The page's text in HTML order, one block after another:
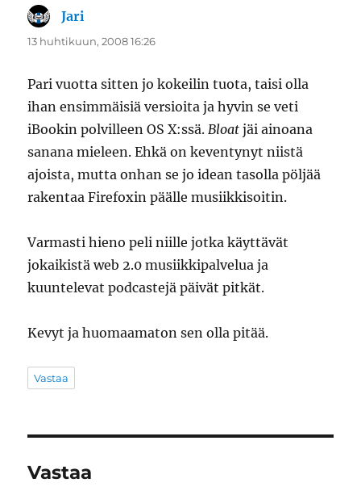
Jari
13 huhtikuun, 2008 16:26
Pari vuotta sitten jo kokeilin tuota, taisi olla
ihan ensimmäisiä versioita ja hyvin se veti
iBookin polvilleen OS X:ssä.Bloat jäi ainoana
sanana mieleen. Ehkä on keventynyt niistä
ajoista, mutta onhan se jo idean tasolla pöljää
rakentaa Firefoxin päälle musiikkisoitin.
Varmasti hieno peli niille jotka käyttävät
jokaikistä web 2.0 musiikkipalvelua ja
kuuntelevat podcastejä päivät pitkät.
Kevyt ja huomaamaton sen olla pitää.
Vastaa
Vastaa